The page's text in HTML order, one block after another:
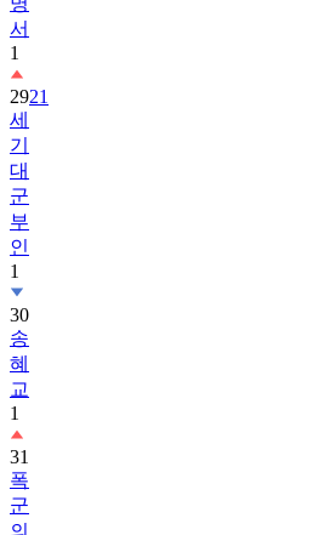
서
1
2921
세
기
대
군
부
인
1
30
송
혜
교
1
31
폭
군
의